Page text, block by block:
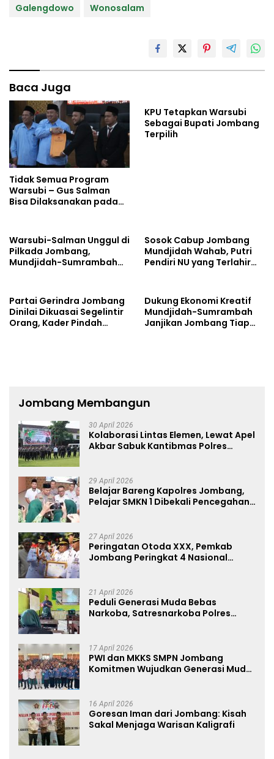
Galengdowo Wonosalam
Baca Juga
Tidak Semua Program
Warsubi – Gus Salman
Bisa Dilaksanakan pada
KPU Tetapkan Warsubi
Sebagai Bupati Jombang
Terpilih
Warsubi-Salman Unggul di
Pilkada Jombang,
Mundjidah-Sumrambah
Sosok Cabup Jombang
Mundjidah Wahab, Putri
Pendiri NU yang Terlahir
Partai Gerindra Jombang
Dinilai Dikuasai Segelintir
Orang, Kader Pindah
Dukung Ekonomi Kreatif
Mundjidah-Sumrambah
Janjikan Jombang Tiap
Jombang Membangun
30 April 2026
Kolaborasi Lintas Elemen, Lewat Apel
Akbar Sabuk Kantibmas Polres
29 April 2026
Belajar Bareng Kapolres Jombang,
Pelajar SMKN 1 Dibekali Pencegahan
27 April 2026
Peringatan Otoda XXX, Pemkab
Jombang Peringkat 4 Nasional
21 April 2026
Peduli Generasi Muda Bebas
Narkoba, Satresnarkoba Polres
17 April 2026
PWI dan MKKS SMPN Jombang
Komitmen Wujudkan Generasi Muda
16 April 2026
Goresan Iman dari Jombang: Kisah
Sakal Menjaga Warisan Kaligrafi